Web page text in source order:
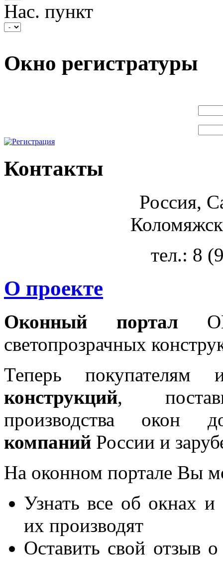
Нас. пункт
Окно регистратуры
Контакты
Россия,
тел.: 8
О проекте
Оконный портал
светопрозрачных
Теперь покупателям
конструкций,
производства окон
компаний России и
На оконном портале Вы
Узнать все об окнах и
их производят
Оставить свой отзыв